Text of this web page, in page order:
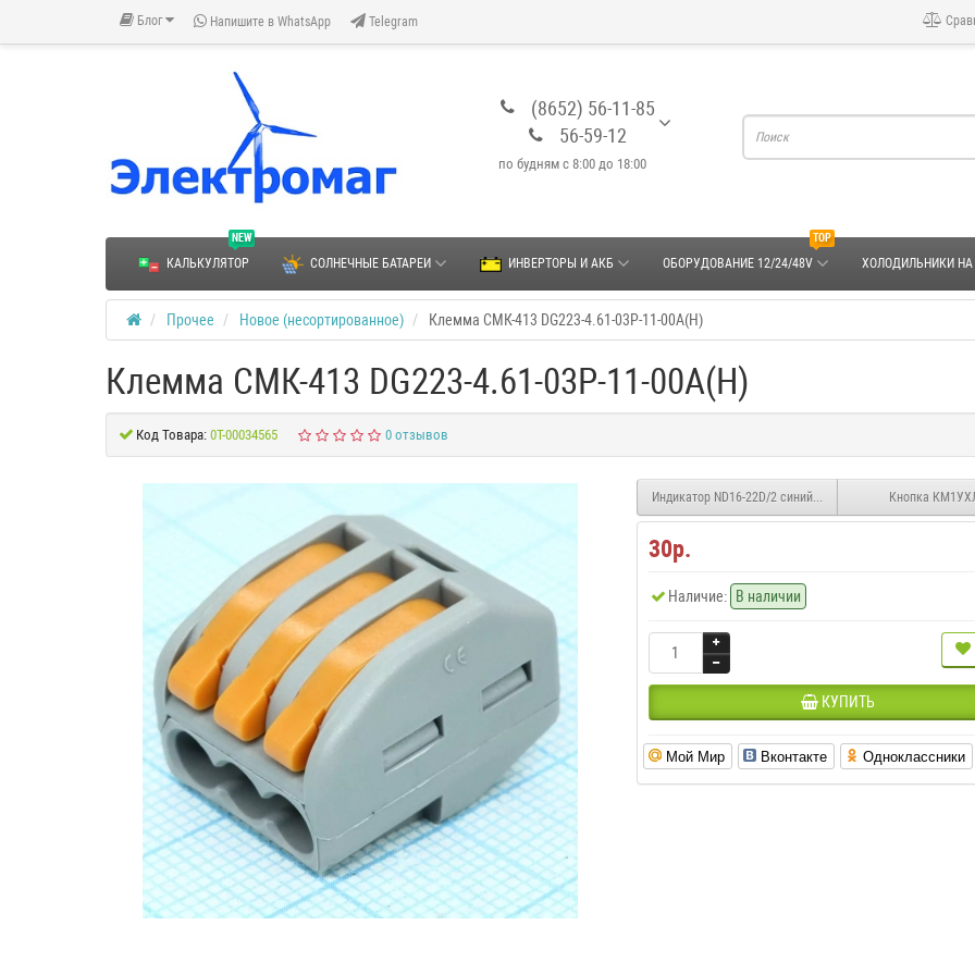
Блог Напишите в WhatsApp Telegram
(8652) 56-11-85
56-59-12
по будням с 8:00 до 18:00
NEW
КАЛЬКУЛЯТОР СОЛНЕЧНЫЕ БАТАРЕИ ИНВЕРТОРЫ И АКБ
TOP
ОБОРУДОВАНИЕ 12/24/48V ХОЛОДИЛЬНИКИ НА
Прочее Новое (несортированное) Клемма СМК-413 DG223-4.61-03P-11-00A(H)
Клемма СМК-413 DG223-4.61-03P-11-00A(H)
Код Товара: 0Т-00034565 0 отзывов
Индикатор ND16-22D/2 синий AC/DC230В (CHINT)
Кнопка
30р.
Наличие: В наличии
КУПИТЬ
Мой Мир Вконтакте Одноклассники